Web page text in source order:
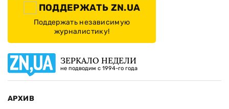
ПОДДЕРЖАТЬ ZN.UA
Поддержать независимую
журналистику!
ЗЕРКАЛО НЕДЕЛИ
не подводим с 1994-го года
АРХИВ